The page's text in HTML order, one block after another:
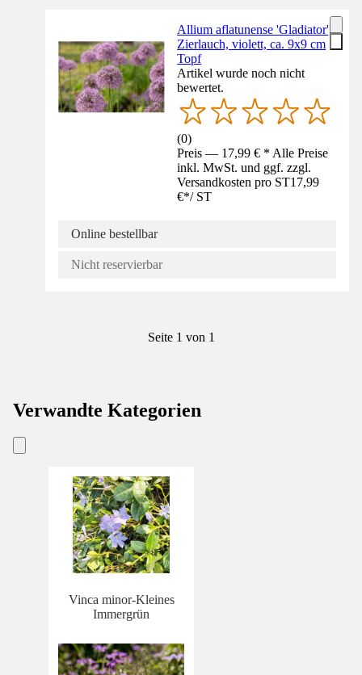
Allium aflatunense 'Gladiator',
Zierlauch, violett, ca. 9x9 cm
Topf
Artikel wurde noch nicht
bewertet.
(0)
Preis — 17,99 € * Alle Preise
inkl. MwSt. und ggf. zzgl.
Versandkosten pro ST17,99
€*/ ST
Online bestellbar
Nicht reservierbar
Seite 1 von 1
Verwandte Kategorien
Vinca minor-Kleines
Immergrün